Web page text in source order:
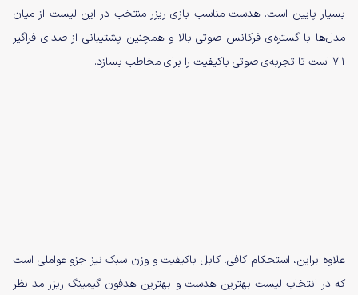
بسیار پایین است. هدست مناسب بازی ریزر منتخب در این لیست از میان
مدل‌ها با گستره‌ی فرکانس صوتی بالا و همچنین پشتیبانی از صدای فراگیر
۷.۱ است تا تجربه‌ی صوتی باکیفیت را برای مخاطب بسازد.
علاوه براین، استحکام کافی، کابل باکیفیت و وزن سبک نیز جزو عواملی است
که در انتخاب لیست بهترین هدست‌ و بهترین هدفون گیمینگ ریزر مد نظر